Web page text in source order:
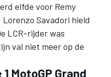
elfde voor Remy
Lorenzo Savadori hield
LCR-rijder was
val niet meer op de
MotoGP Grand